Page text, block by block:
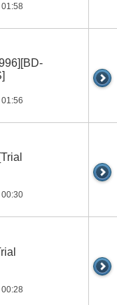
01:58
01:56
00:30
00:28